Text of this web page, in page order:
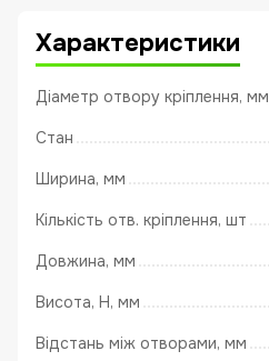
Характеристики
Діаметр отвору кріплення, мм
Стан
Ширина, мм
Кількість отв. кріплення, шт
Довжина, мм
Висота, Н, мм
Відстань між отворами, мм